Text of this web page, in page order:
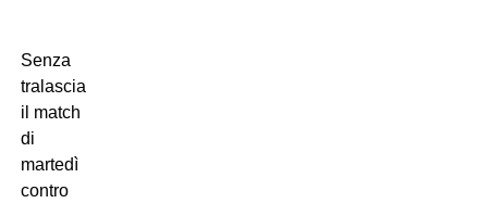
Senza
tralasciare
il match
di
martedì
contro